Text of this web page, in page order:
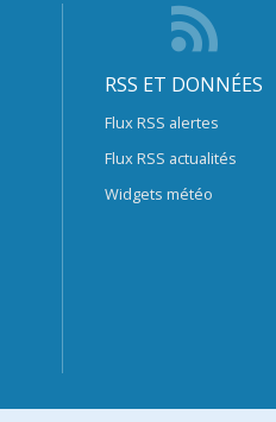
RSS ET DONNÉES
Flux RSS alertes
Flux RSS actualités
Widgets météo